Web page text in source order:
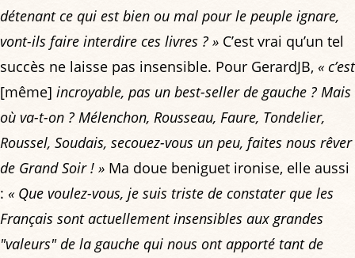
détenant ce qui est bien ou mal pour le peuple ignare,
vont-ils faire interdire ces livres ? » C’est vrai qu’un tel
succès ne laisse pas insensible. Pour GerardJB, « c’est
[même] incroyable, pas un best-seller de gauche ? Mais
où va-t-on ? Mélenchon, Rousseau, Faure, Tondelier,
Roussel, Soudais, secouez-vous un peu, faites nous rêver
de Grand Soir ! » Ma doue beniguet ironise, elle aussi
: « Que voulez-vous, je suis triste de constater que les
Français sont actuellement insensibles aux grandes
"valeurs" de la gauche qui nous ont apporté tant de